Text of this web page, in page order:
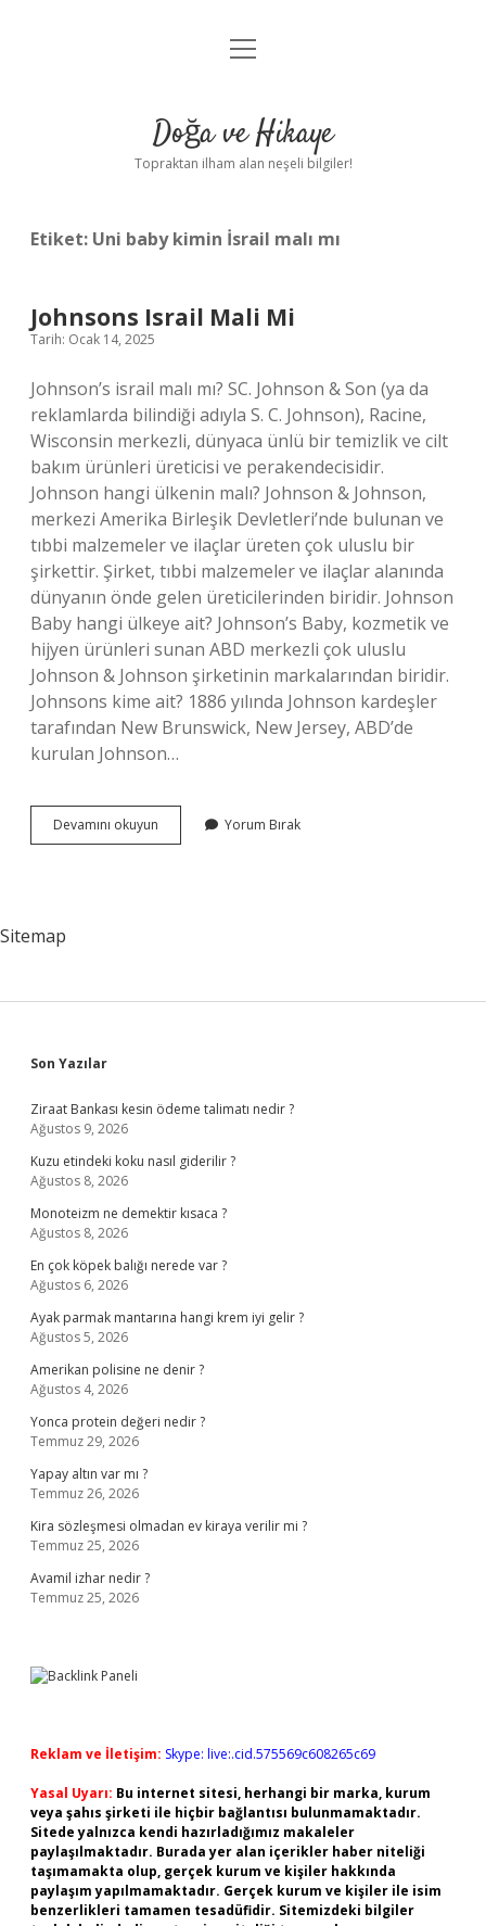
Anasayfa
Yasal Uyarı
menüyü
Doğa ve Hikaye
Topraktan ilham alan neşeli bilgiler!
Etiket: Uni baby kimin İsrail malı mı
Johnsons Israil Mali Mi
Tarih: Ocak 14, 2025
Johnson’s israil malı mı? SC. Johnson & Son (ya da
reklamlarda bilindiği adıyla S. C. Johnson), Racine,
Wisconsin merkezli, dünyaca ünlü bir temizlik ve cilt
bakım ürünleri üreticisi ve perakendecisidir.
Johnson hangi ülkenin malı? Johnson & Johnson,
merkezi Amerika Birleşik Devletleri’nde bulunan ve
tıbbi malzemeler ve ilaçlar üreten çok uluslu bir
şirkettir. Şirket, tıbbi malzemeler ve ilaçlar alanında
dünyanın önde gelen üreticilerinden biridir. Johnson
Baby hangi ülkeye ait? Johnson’s Baby, kozmetik ve
hijyen ürünleri sunan ABD merkezli çok uluslu
Johnson & Johnson şirketinin markalarından biridir.
Johnsons kime ait? 1886 yılında Johnson kardeşler
tarafından New Brunswick, New Jersey, ABD’de
kurulan Johnson…
Devamını okuyun Johnsons
Israil
Yorum Bırak
Sitemap
Sidebar
Son Yazılar
Ziraat Bankası kesin ödeme talimatı nedir ?
Ağustos 9, 2026
Kuzu etindeki koku nasıl giderilir ?
Ağustos 8, 2026
Monoteizm ne demektir kısaca ?
Ağustos 8, 2026
En çok köpek balığı nerede var ?
Ağustos 6, 2026
Ayak parmak mantarına hangi krem iyi gelir ?
Ağustos 5, 2026
Amerikan polisine ne denir ?
Ağustos 4, 2026
Yonca protein değeri nedir ?
Temmuz 29, 2026
Yapay altın var mı ?
Temmuz 26, 2026
Kira sözleşmesi olmadan ev kiraya verilir mi ?
Temmuz 25, 2026
Avamil izhar nedir ?
Temmuz 25, 2026
Reklam ve İletişim: Skype: live:.cid.575569c608265c69
Yasal Uyarı: Bu internet sitesi, herhangi bir marka, kurum
veya şahıs şirketi ile hiçbir bağlantısı bulunmamaktadır.
Sitede yalnızca kendi hazırladığımız makaleler
paylaşılmaktadır. Burada yer alan içerikler haber niteliği
taşımamakta olup, gerçek kurum ve kişiler hakkında
paylaşım yapılmamaktadır. Gerçek kurum ve kişiler ile isim
benzerlikleri tamamen tesadüfidir. Sitemizdeki bilgiler